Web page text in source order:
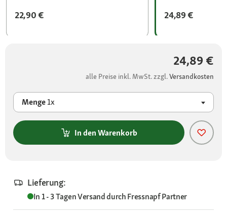
22,90 €
24,89 €
24,89 €
alle Preise inkl. MwSt. zzgl.Versandkosten
Menge1x
In den Warenkorb
Lieferung:
In 1 - 3 TagenVersand durchFressnapf Partner